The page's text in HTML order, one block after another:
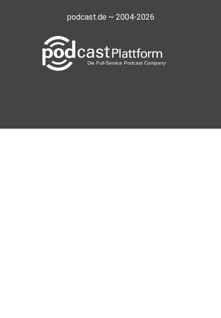
podcast.de ~ 2004-2026